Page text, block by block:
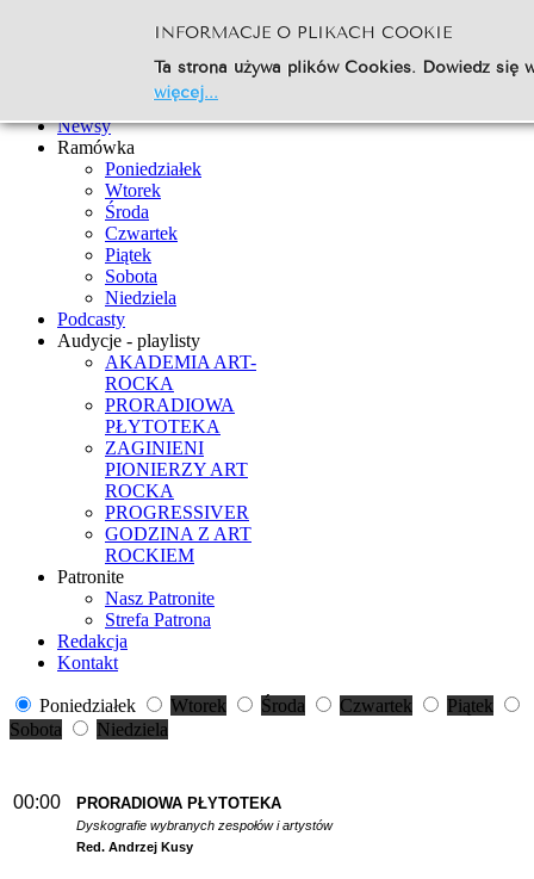
Go
Strona Główna
Newsy
Ramówka
Poniedziałek
Wtorek
Środa
Czwartek
Piątek
Sobota
Niedziela
Podcasty
Audycje - playlisty
AKADEMIA ART-
ROCKA
PRORADIOWA
PŁYTOTEKA
ZAGINIENI
PIONIERZY ART
ROCKA
PROGRESSIVER
GODZINA Z ART
ROCKIEM
Patronite
Nasz Patronite
Strefa Patrona
Redakcja
Kontakt
Poniedziałek Wtorek Środa Czwartek
Piątek
Sobota
Niedziela
00:00 PRORADIOWA PŁYTOTEKA
Dyskografie wybranych zespołów i artystów
Red. Andrzej Kusy
INFORMACJE O PLIKACH COOKIE
Ta strona używa plików Cookies. Dowiedz
więcej...